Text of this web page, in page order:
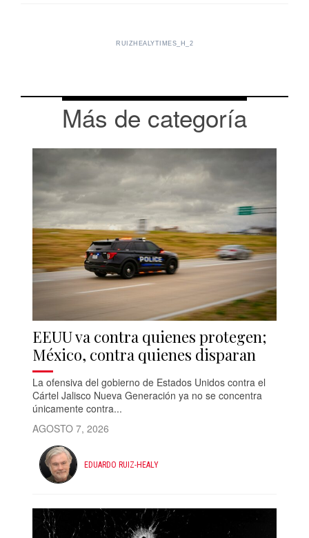
RUIZHEALYTIMES_H_2
Más de categoría
EEUU va contra quienes protegen;
México, contra quienes disparan
La ofensiva del gobierno de Estados Unidos contra el
Cártel Jalisco Nueva Generación ya no se concentra
únicamente contra...
AGOSTO 7, 2026
EDUARDO RUIZ-HEALY